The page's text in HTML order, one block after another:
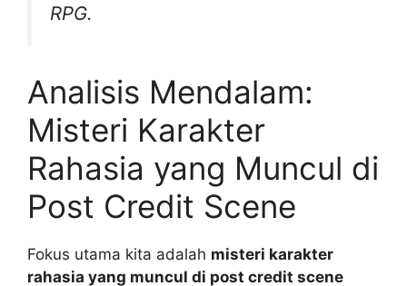
RPG.
Analisis Mendalam:
Misteri Karakter
Rahasia yang Muncul di
Post Credit Scene
Fokus utama kita adalah misteri karakter
rahasia yang muncul di post credit scene